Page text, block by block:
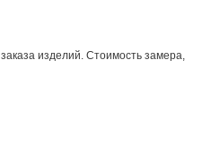
изделий. Стоимость замера,